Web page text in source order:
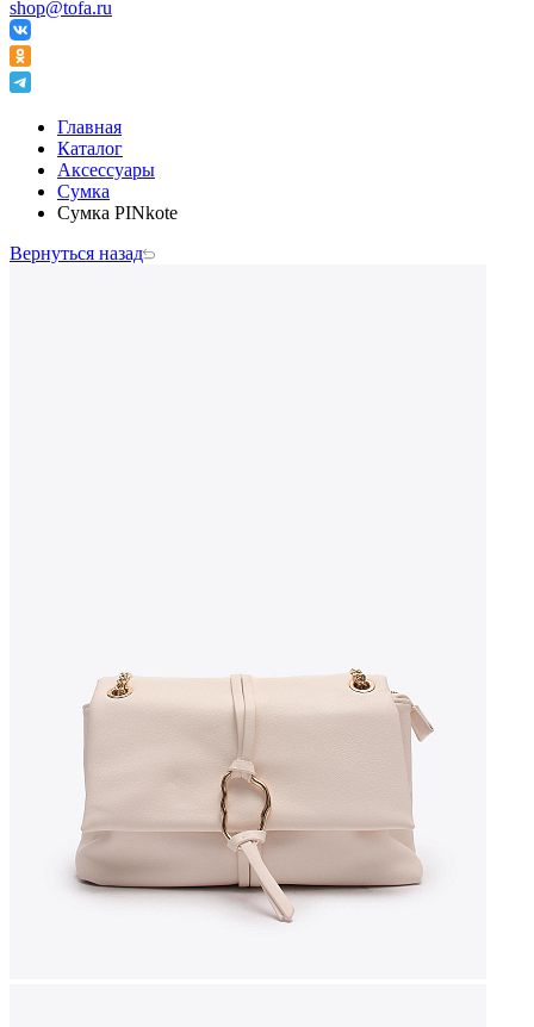
shop@tofa.ru
Главная
Каталог
Аксессуары
Сумка
Сумка PINkote
Вернуться назад